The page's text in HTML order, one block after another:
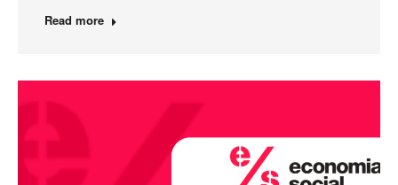
Read more